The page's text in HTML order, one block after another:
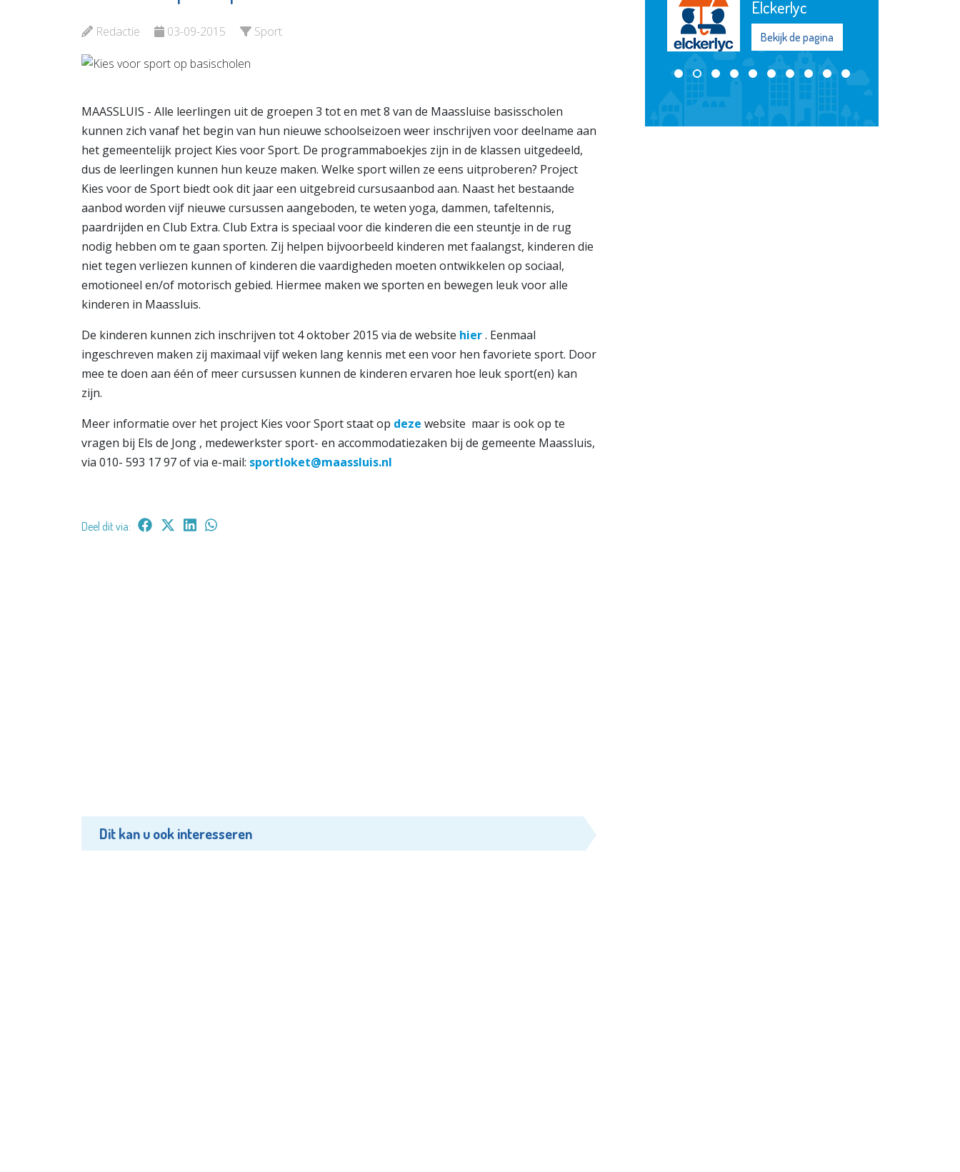
Redactie 03-09-2015 Sport
MAASSLUIS - Alle leerlingen uit de groepen 3 tot en met 8 van de Maassluise basisscholen
kunnen zich vanaf het begin van hun nieuwe schoolseizoen weer inschrijven voor deelname aan
het gemeentelijk project Kies voor Sport. De programmaboekjes zijn in de klassen uitgedeeld,
dus de leerlingen kunnen hun keuze maken. Welke sport willen ze eens uitproberen? Project
Kies voor de Sport biedt ook dit jaar een uitgebreid cursusaanbod aan. Naast het bestaande
aanbod worden vijf nieuwe cursussen aangeboden, te weten yoga, dammen, tafeltennis,
paardrijden en Club Extra. Club Extra is speciaal voor die kinderen die een steuntje in de rug
nodig hebben om te gaan sporten. Zij helpen bijvoorbeeld kinderen met faalangst, kinderen die
niet tegen verliezen kunnen of kinderen die vaardigheden moeten ontwikkelen op sociaal,
emotioneel en/of motorisch gebied. Hiermee maken we sporten en bewegen leuk voor alle
kinderen in Maassluis.
De kinderen kunnen zich inschrijven tot 4 oktober 2015 via de website hier. Eenmaal
ingeschreven maken zij maximaal vijf weken lang kennis met een voor hen favoriete sport. Door
mee te doen aan één of meer cursussen kunnen de kinderen ervaren hoe leuk sport(en) kan
zijn.
Meer informatie over het project Kies voor Sport staat op deze website maar is ook op te
vragen bij Els de Jong , medewerkster sport- en accommodatiezaken bij de gemeente Maassluis,
via 010- 593 17 97 of via e-mail: sportloket@maassluis.nl
Deel dit via:
Dit kan u ook interesseren
Bekijk de pagina Bekijk de pagina
Elckerlyc
Bekijk de pagina